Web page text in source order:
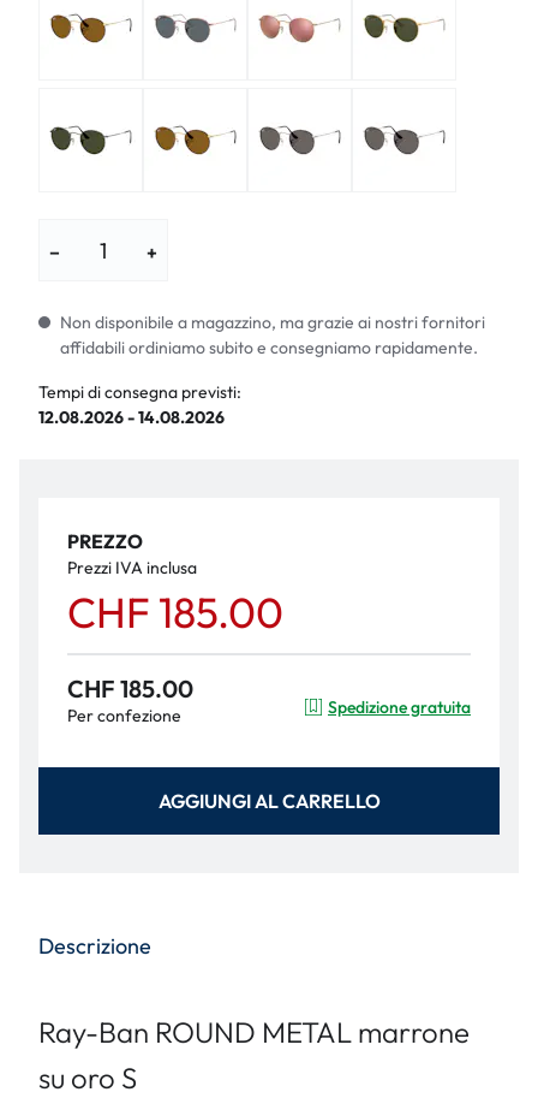
− +
Non disponibile a magazzino, ma grazie ai nostri fornitori
affidabili ordiniamo subito e consegniamo rapidamente.
Tempi di consegna previsti:
12.08.2026 - 14.08.2026
PREZZO
Prezzi IVA inclusa
CHF 185.00
CHF 185.00
Per confezione Spedizione gratuita
AGGIUNGI AL CARRELLO
Descrizione
Ray-Ban ROUND METAL marrone
su oro S